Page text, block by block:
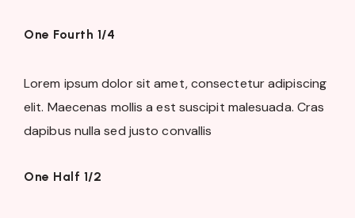
One Fourth 1/4
Lorem ipsum dolor sit amet, consectetur adipiscing
elit. Maecenas mollis a est suscipit malesuada. Cras
dapibus nulla sed justo convallis
One Half 1/2